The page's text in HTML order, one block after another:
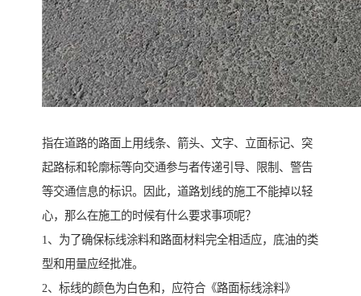
指在道路的路面上用线条、箭头、文字、立面标记、突
起路标和轮廓标等向交通参与者传递引导、限制、警告
等交通信息的标识。因此，道路划线的施工不能掉以轻
心，那么在施工的时候有什么要求事项呢？
1、为了确保标线涂料和路面材料完全相适应，底油的类
型和用量应经批准。
2、标线的颜色为白色和，应符合《路面标线涂料》